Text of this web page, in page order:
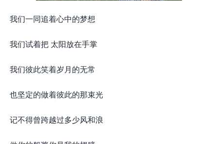
我们一同追着心中的梦想
我们试着把 太阳放在手掌
我们彼此笑着岁月的无常
也坚定的做着彼此的那束光
记不得曾跨越过多少风和浪